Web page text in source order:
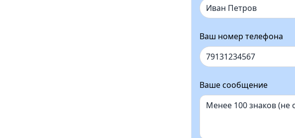
Ваш номер телефона
Ваше сообщение